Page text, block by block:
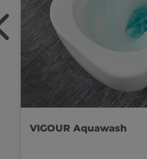
VIGOUR Aquawash